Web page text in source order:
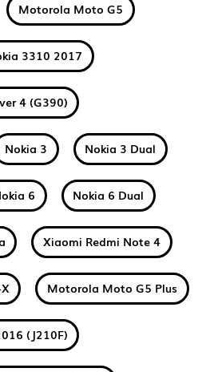
Motorola Moto G5
3310 2017
4 (G390)
Nokia 3 Nokia 3 Dual
6 Nokia 6 Dual
Xiaomi Redmi Note 4
Motorola Moto G5 Plus
(J210F)